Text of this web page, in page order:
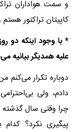
و سمت هواداران
کاپیتان تراکتور
* با وجود اینکه دو
علیه همدیگر بیانیه
دوباره تکرار می‌کنم
دادم، ولی
چرا وقتی سال گذشته
پیگیری نکرد؟